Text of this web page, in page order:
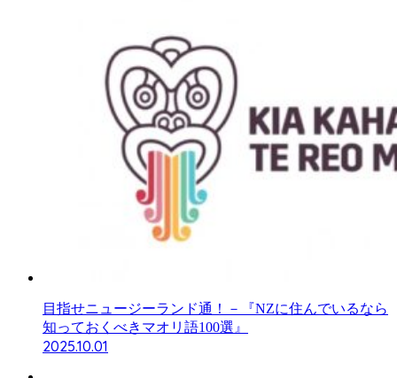
目指せニュージーランド通！－『NZに住んでいるなら
知っておくべきマオリ語100選』
2025.10.01